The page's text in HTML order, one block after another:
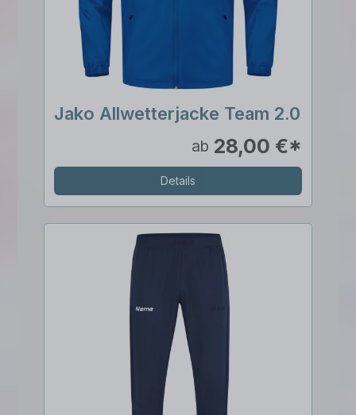
Jako Allwetterjacke Team 2.0
ab 28,00 €*
Details